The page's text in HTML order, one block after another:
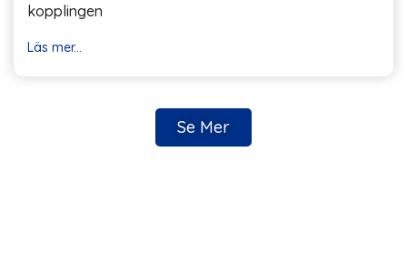
kopplingen
Läs mer...
Se Mer